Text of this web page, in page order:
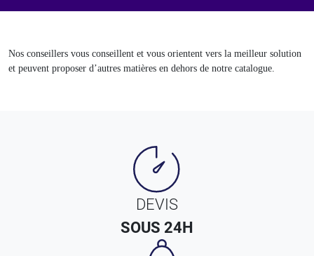
Nos conseillers vous conseillent et vous orientent vers la meilleur solution
et peuvent proposer d’autres matières en dehors de notre catalogue.
DEVIS
SOUS 24H